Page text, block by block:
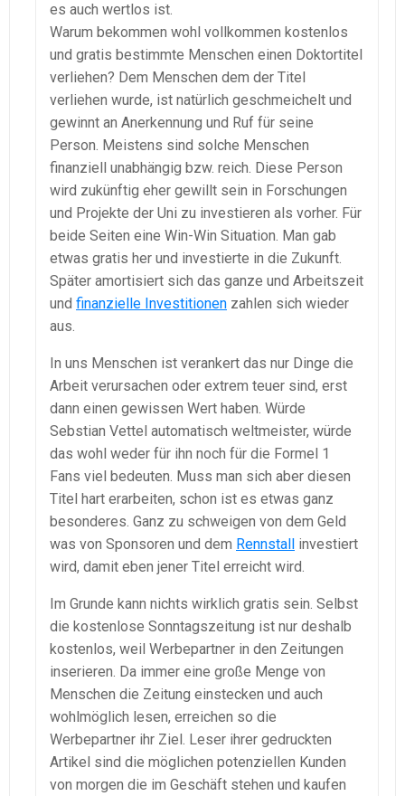
es auch wertlos ist.
Warum bekommen wohl vollkommen kostenlos
und gratis bestimmte Menschen einen Doktortitel
verliehen? Dem Menschen dem der Titel
verliehen wurde, ist natürlich geschmeichelt und
gewinnt an Anerkennung und Ruf für seine
Person. Meistens sind solche Menschen
finanziell unabhängig bzw. reich. Diese Person
wird zukünftig eher gewillt sein in Forschungen
und Projekte der Uni zu investieren als vorher. Für
beide Seiten eine Win-Win Situation. Man gab
etwas gratis her und investierte in die Zukunft.
Später amortisiert sich das ganze und Arbeitszeit
und finanzielle Investitionen zahlen sich wieder
aus.
In uns Menschen ist verankert das nur Dinge die
Arbeit verursachen oder extrem teuer sind, erst
dann einen gewissen Wert haben. Würde
Sebstian Vettel automatisch weltmeister, würde
das wohl weder für ihn noch für die Formel 1
Fans viel bedeuten. Muss man sich aber diesen
Titel hart erarbeiten, schon ist es etwas ganz
besonderes. Ganz zu schweigen von dem Geld
was von Sponsoren und dem Rennstall
investiert
wird, damit eben jener Titel erreicht wird.
Im Grunde kann nichts wirklich gratis sein. Selbst
die kostenlose Sonntagszeitung ist nur deshalb
kostenlos, weil Werbepartner in den Zeitungen
inserieren. Da immer eine große Menge von
Menschen die Zeitung einstecken und auch
wohlmöglich lesen, erreichen so die
Werbepartner ihr Ziel. Leser ihrer gedruckten
Artikel sind die möglichen potenziellen Kunden
von morgen die im Geschäft stehen und kaufen